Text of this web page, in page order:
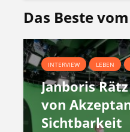
Das Beste
INTERVIEW LEBEN
Janboris
von
Sichtbarkeit